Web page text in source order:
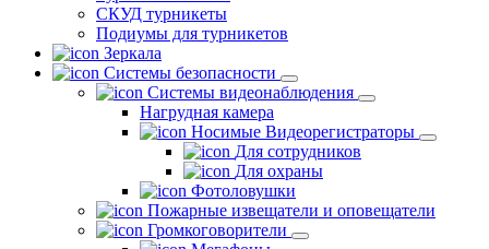
СКУД турникеты
Подиумы для турникетов
Зеркала
Системы безопасности
Системы видеонаблюдения
Нагрудная камера
Носимые Видеорегистраторы
Для сотрудников
Для охраны
Фотоловушки
Пожарные извещатели и оповещатели
Громкоговорители